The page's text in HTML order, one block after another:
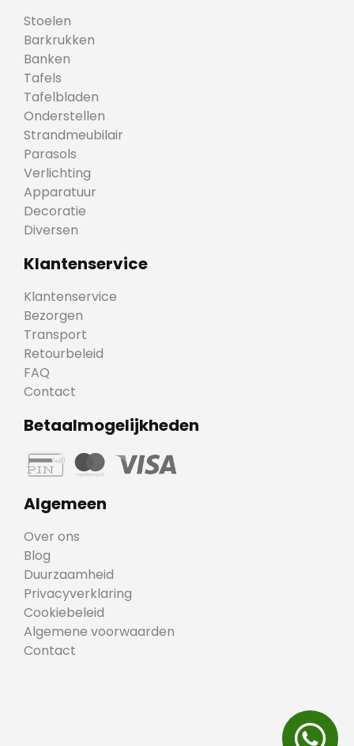
Stoelen
Barkrukken
Banken
Tafels
Tafelbladen
Onderstellen
Strandmeubilair
Parasols
Verlichting
Apparatuur
Decoratie
Diversen
Klantenservice
Klantenservice
Bezorgen
Transport
Retourbeleid
FAQ
Contact
Betaalmogelijkheden
Algemeen
Over ons
Blog
Duurzaamheid
Privacyverklaring
Cookiebeleid
Algemene voorwaarden
Contact